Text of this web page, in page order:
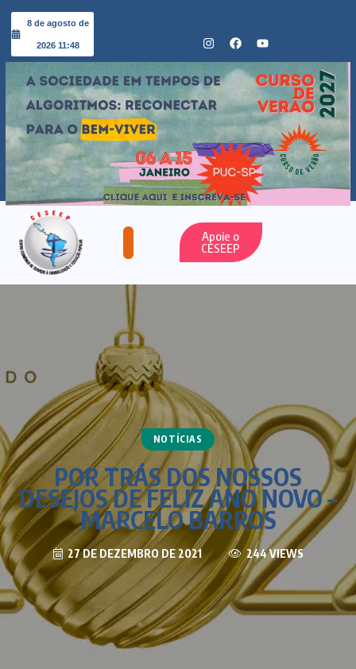
8 de agosto de
2026 11:48
Apoie o
CESEEP
NOTÍCIAS
POR TRÁS DOS NOSSOS
DESEJOS DE FELIZ ANO NOVO –
MARCELO BARROS
27 DE DEZEMBRO DE 2021 244 VIEWS